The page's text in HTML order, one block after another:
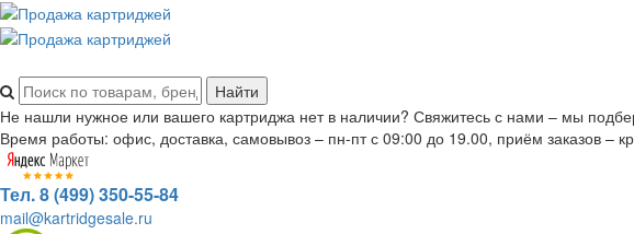
Не нашли нужное или вашего картриджа нет в наличии? Свяжитесь с нами – мы
Время работы: офис, доставка, самовывоз – пн-пт с 09:00 до 19.00, приём заказов –
Тел. 8 (499) 350-55-84
mail@kartridgesale.ru